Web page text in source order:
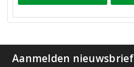
Aanmelden nieuwsbrief